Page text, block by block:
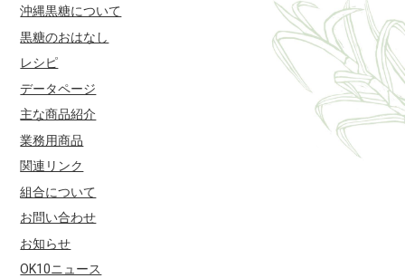
沖縄黒糖について
黒糖のおはなし
レシピ
データページ
主な商品紹介
業務用商品
関連リンク
組合について
お問い合わせ
お知らせ
OK10ニュース